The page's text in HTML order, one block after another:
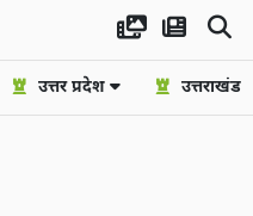
उत्तर प्रदेश उत्तराखंड